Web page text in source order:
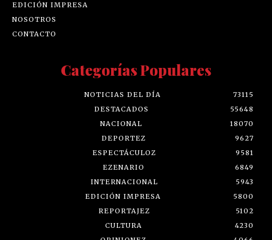
EDICIÓN IMPRESA
NOSOTROS
CONTACTO
Categorías Populares
NOTICIAS DEL DÍA
73115
DESTACADOS
55648
NACIONAL
18070
DEPORTEZ
9627
ESPECTÁCULOZ
9581
EZENARIO
6849
INTERNACIONAL
5943
EDICIÓN IMPRESA
5800
REPORTAJEZ
5102
CULTURA
4230